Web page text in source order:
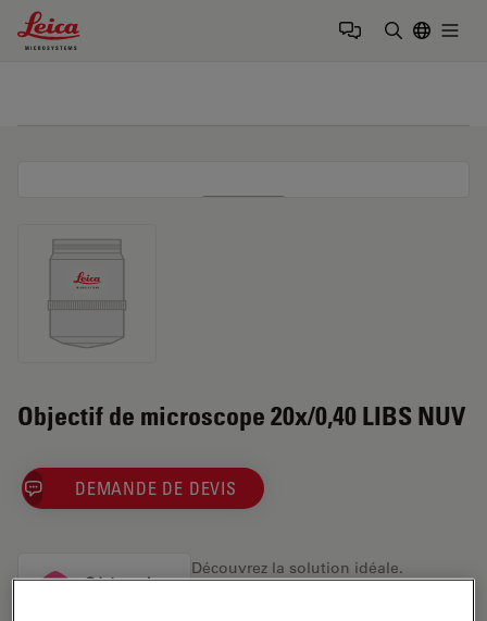
Leica Microsystems Logo
Objectif de microscope 20x/0,40 LIBS NUV
DEMANDE DE DEVIS
Découvrez la solution idéale.